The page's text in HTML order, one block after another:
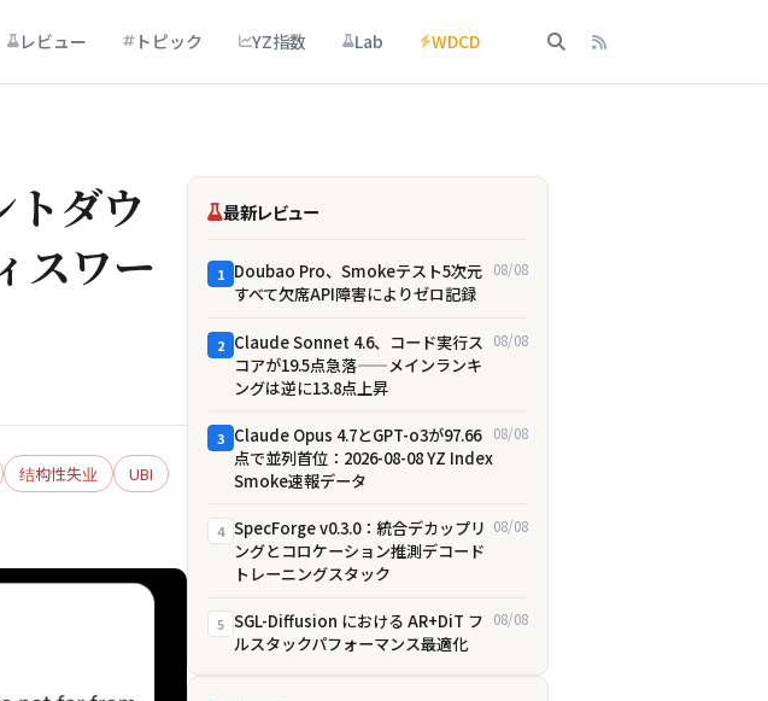
レビュー トピック YZ指数 Lab WDCD
トダウ
スワー
结构性失业
UBI
最新レビュー
1 Doubao Pro、Smokeテスト5次元
すべて欠席――API障害によりゼロ記録
08/08
2 Claude Sonnet 4.6、コード実行ス
コアが19.5点急落——メインランキ
ングは逆に13.8点上昇
08/08
3 Claude Opus 4.7とGPT-o3が97.66
点で並列首位：2026-08-08 YZ Index
Smoke速報データ
08/08
4 SpecForge v0.3.0：統合デカップリ
ングとコロケーション推測デコード
トレーニングスタック
08/08
5 SGL-Diffusion における AR+DiT フ
ルスタックパフォーマンス最適化
08/08